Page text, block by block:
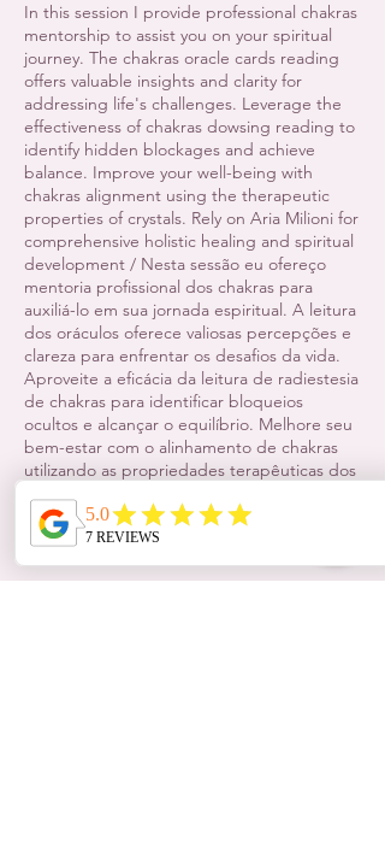
In this session I provide professional chakras
mentorship to assist you on your spiritual
journey. The chakras oracle cards reading
offers valuable insights and clarity for
addressing life's challenges. Leverage the
effectiveness of chakras dowsing reading to
identify hidden blockages and achieve
balance. Improve your well-being with
chakras alignment using the therapeutic
properties of crystals. Rely on Aria Milioni for
comprehensive holistic healing and spiritual
development / Nesta sessão eu ofereço
mentoria profissional dos chakras para
auxiliá-lo em sua jornada espiritual. A leitura
dos oráculos oferece valiosas percepções e
clareza para enfrentar os desafios da vida.
Aproveite a eficácia da leitura de radiestesia
de chakras para identificar bloqueios
ocultos e alcançar o equilíbrio. Melhore seu
bem-estar com o alinhamento de chakras
utilizando as propriedades terapêuticas dos
holística abrangente e desenvolvimento
espiritual.